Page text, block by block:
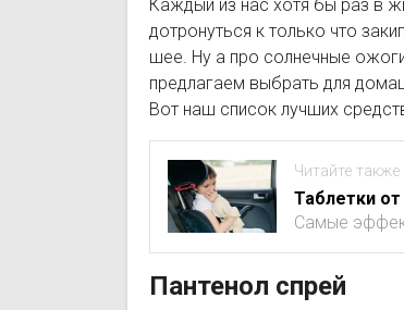
Каждый из нас хотя бы раз в
дотронуться к только что
шее. Ну а про солнечные
предлагаем выбрать для
Вот наш список лучших
Читайте также
Таблетки
Самые
Пантенол спрей